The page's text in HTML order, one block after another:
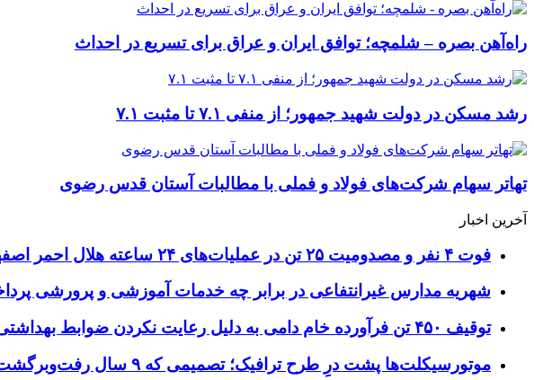
راه‌آهن بصره – شلمچه؛ توافق ایران و عراق برای تسریع در احداث
رشد مسکن در دولت شهید جمهور؛ از منفی ۷.۱ تا مثبت ۷.۱
تهاتر سهام شرکت‌های فولاد و فملی با مطالبات آستان قدس رضوی
آخرین اخبار
فوت ۴ نفر و مصدومیت ۲۵ تن در عملیات‌های ۲۴ ساعته هلال احمر اصفهان
شهریه مدارس غیرانتفاعی در برابر چه خدمات آموزشی و پرورشی
توقیف ۴۵۰ تن فرآورده خام دامی به دلیل رعایت نکردن ضوابط بهداشتی
موتورسیکلت‌ها پشت درِ طرح ترافیک؛ تصمیمی که ۹ سال رفت‌وبرگشت دارد